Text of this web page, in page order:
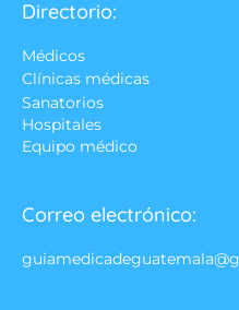
Directorio:
Médicos
Clínicas médicas
Sanatorios
Hospitales
Equipo médico
Correo electrónico: